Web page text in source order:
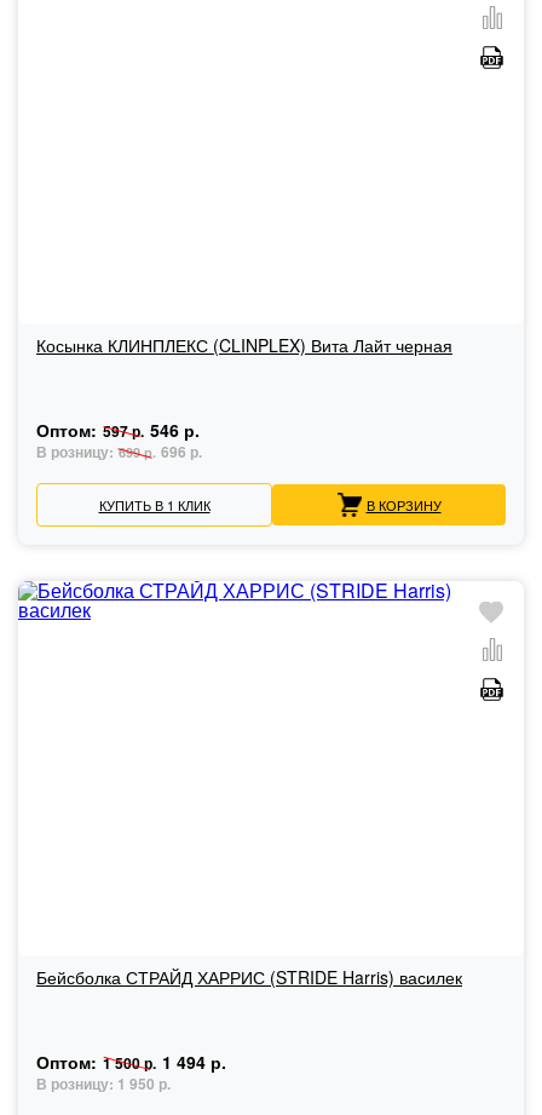
Косынка КЛИНПЛЕКС (CLINPLEX) Вита Лайт черная
Оптом: 597 р. 546 р.
В розницу: 699 р. 696 р.
КУПИТЬ В 1 КЛИК В КОРЗИНУ
Бейсболка СТРАЙД ХАРРИС (STRIDE Harris) василек
Оптом: 1 500 р. 1 494 р.
В розницу: 1 950 р.